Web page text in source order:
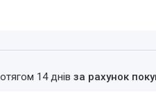
14 днівза рахунок